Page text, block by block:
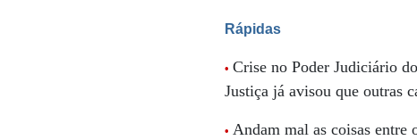
Rápidas
•Crise no Poder Judiciário
Justiça já avisou que outras
•Andam mal as coisas entre